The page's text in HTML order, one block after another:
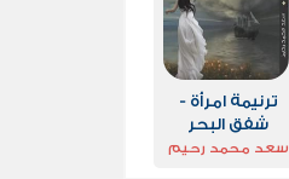
ترنيمة امرأة -
شفق البحر
سعد محمد رحيم